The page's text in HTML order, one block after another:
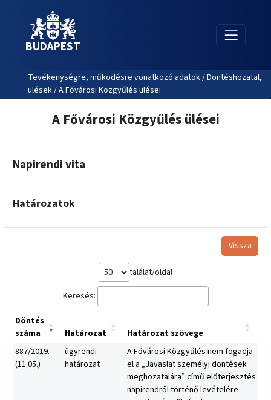
BUDAPEST
Tevékenységre, működésre vonatkozó adatok / Döntéshozatal,
ülések / A Fővárosi Közgyűlés ülései
A Fővárosi Közgyűlés ülései
Napirendi vita
Határozatok
Vissza
találat/oldal
Keresés:
Döntés
száma
Határozat
Határozat szövege
887/2019.
(11.05.)
ügyrendi
határozat
A Fővárosi Közgyűlés nem fogadja
el a „Javaslat személyi döntések
meghozatalára” című előterjesztés
napirendről történő levételére